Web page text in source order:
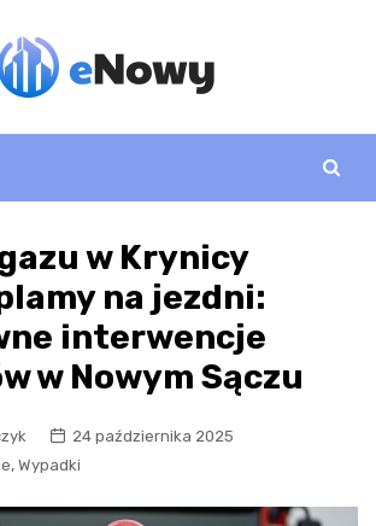
w Krynicy
na jezdni:
interwencje
w Nowym Sączu
24 października 2025
, Wypadki